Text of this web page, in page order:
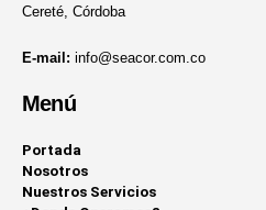
Cereté, Córdoba
E-mail: info@seacor.com.co
Menú
Portada
Nosotros
Nuestros Servicios